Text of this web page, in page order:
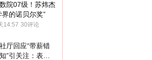
院07级！苏炜杰
界的诺贝尔奖”
14:57 30评论
厅回应“带薪错
”引关注：表述